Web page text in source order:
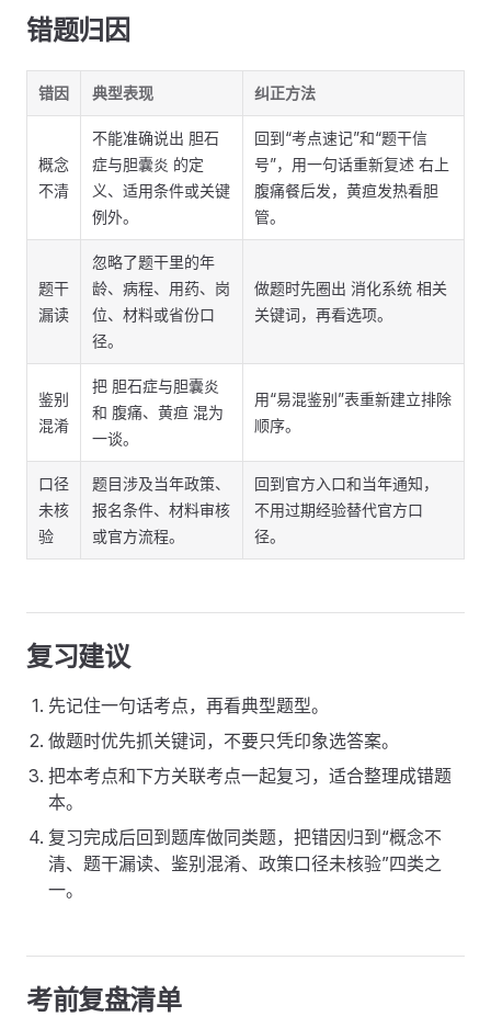
错题归因
错因 典型表现 纠正方法
概念
不清
不能准确说出 胆石
症与胆囊炎 的定
义、适用条件或关键
例外。
回到“考点速记”和“题干信
号”，用一句话重新复述 右上
腹痛餐后发，黄疸发热看胆
管。
题干
漏读
忽略了题干里的年
龄、病程、用药、岗
位、材料或省份口
径。
做题时先圈出 消化系统 相关
关键词，再看选项。
鉴别
混淆
把 胆石症与胆囊炎
和 腹痛、黄疸 混为
一谈。
用“易混鉴别”表重新建立排除
顺序。
口径
未核
验
题目涉及当年政策、
报名条件、材料审核
或官方流程。
回到官方入口和当年通知，
不用过期经验替代官方口
径。
复习建议
先记住一句话考点，再看典型题型。
做题时优先抓关键词，不要只凭印象选答案。
把本考点和下方关联考点一起复习，适合整理成错题
本。
复习完成后回到题库做同类题，把错因归到“概念不
清、题干漏读、鉴别混淆、政策口径未核验”四类之
一。
考前复盘清单